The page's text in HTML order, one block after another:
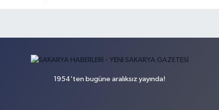
1954'ten bugüne aralıksız yayında!